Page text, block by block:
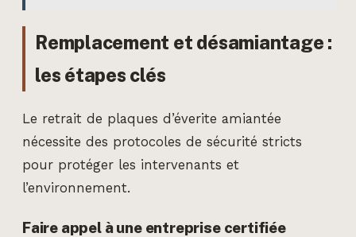
Remplacement et désamiantage :
les étapes clés
Le retrait de plaques d’éverite amiantée
nécessite des protocoles de sécurité stricts
pour protéger les intervenants et
l’environnement.
Faire appel à une entreprise certifiée